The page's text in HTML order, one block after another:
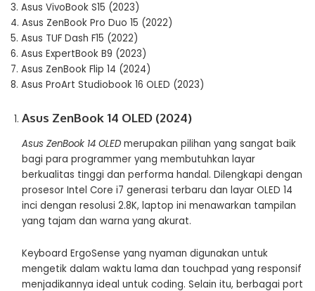
3. Asus VivoBook S15 (2023)
4. Asus ZenBook Pro Duo 15 (2022)
5. Asus TUF Dash F15 (2022)
6. Asus ExpertBook B9 (2023)
7. Asus ZenBook Flip 14 (2024)
8. Asus ProArt Studiobook 16 OLED (2023)
Asus ZenBook 14 OLED (2024)
Asus ZenBook 14 OLED merupakan pilihan yang sangat baik
bagi para programmer yang membutuhkan layar
berkualitas tinggi dan performa handal. Dilengkapi dengan
prosesor Intel Core i7 generasi terbaru dan layar OLED 14
inci dengan resolusi 2.8K, laptop ini menawarkan tampilan
yang tajam dan warna yang akurat.
Keyboard ErgoSense yang nyaman digunakan untuk
mengetik dalam waktu lama dan touchpad yang responsif
menjadikannya ideal untuk coding. Selain itu, berbagai port